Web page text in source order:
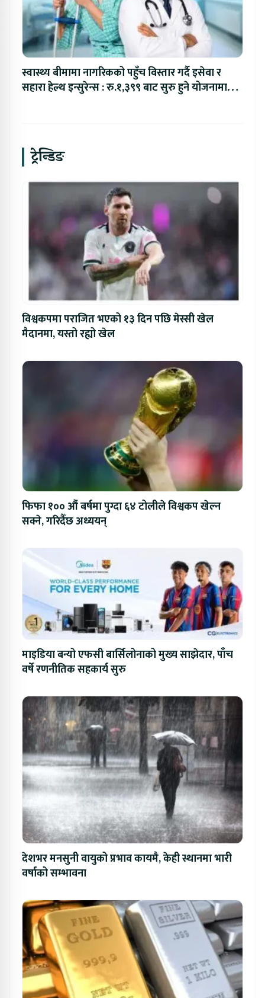
स्वास्थ्य बीमामा नागरिकको पहुँच विस्तार गर्दै इसेवा र
सहारा हेल्थ इन्सुरेन्स : रु.१,३९९ बाट सुरु हुने योजनामा
ट्रेन्डिङ
विश्वकपमा पराजित भएको १३ दिन पछि मेस्सी खेल
मैदानमा, यस्तो रह्यो खेल
फिफा १०० औं बर्षमा पुग्दा ६४ टोलीले विश्वकप खेल्न
सक्ने, गरिदैँछ अध्ययन्
माइडिया बन्यो एफसी बार्सिलोनाको मुख्य साझेदार, पाँच
वर्षे रणनीतिक सहकार्य सुरु
देशभर मनसुनी वायुको प्रभाव कायमै, केही स्थानमा भारी
वर्षाको सम्भावना